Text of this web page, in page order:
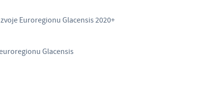
Euroregionu Glacensis 2020+
Glacensis